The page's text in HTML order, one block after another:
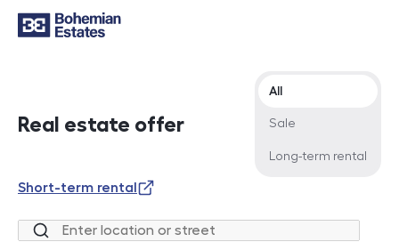
Real estate offer
Offer type
All
Sale
Long-term rental
Short-term rental
Location or street